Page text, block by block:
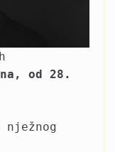
od 28.